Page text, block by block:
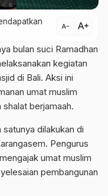
text_decrease text_increase
bulan suci Ramadhan
kegiatan
di Bali. Aksi ini
umat muslim
berjamaah.
satunya dilakukan di
Pengurus
umat muslim
pembangunan